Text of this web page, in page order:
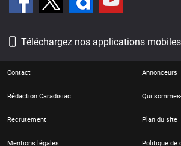
Téléchargez nos applications mobiles
Contact Annonceurs
Rédaction Caradisiac Qui
Recrutement Plan du site
Mentions légales Politique de